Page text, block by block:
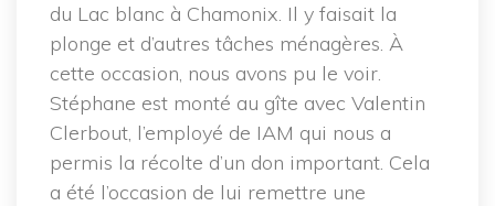
du Lac blanc à Chamonix. Il y faisait la
plonge et d’autres tâches ménagères. À
cette occasion, nous avons pu le voir.
Stéphane est monté au gîte avec Valentin
Clerbout, l’employé de IAM qui nous a
permis la récolte d’un don important. Cela
a été l’occasion de lui remettre une